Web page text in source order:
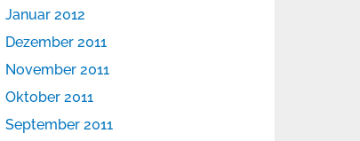
Januar 2012
Dezember 2011
November 2011
Oktober 2011
September 2011